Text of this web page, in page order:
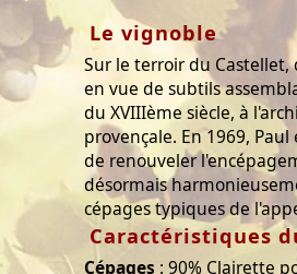
Le vignoble
Sur le terroir du Castellet,
en vue de subtils
du XVIIIème siècle, à
provençale. En 1969,
de renouveler
désormais
cépages typiques de
Caractéristiques
Cépages : 90% Clairette